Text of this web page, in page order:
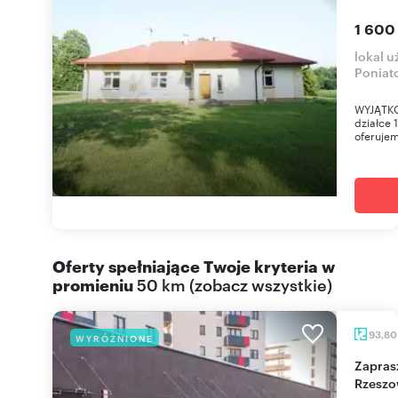
1
lokal
działce
Oferty spełniające Twoje kryteria w
promieniu50 km (zobacz wszystkie)
WYRÓŻNIONE 93,80
Zapraszam do obejrzenia lokalu 94 m² w